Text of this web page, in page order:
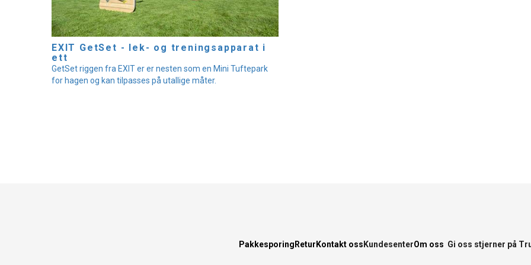
EXIT GetSet - lek- og treningsapparat i
ett
GetSet riggen fra EXIT er er nesten som en Mini Tuftepark
for hagen og kan tilpasses på utallige måter.
Pakkesporing Retur Kontakt oss KundesenterOm oss Gi oss stjerner på